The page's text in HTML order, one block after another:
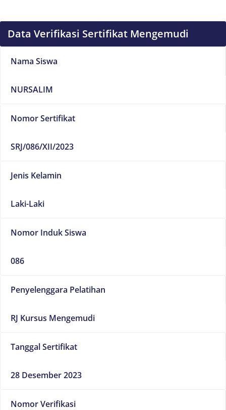
Data Verifikasi Sertifikat Mengemudi
Nama Siswa
NURSALIM
Nomor Sertifikat
SRJ/086/XII/2023
Jenis Kelamin
Laki-Laki
Nomor Induk Siswa
086
Penyelenggara Pelatihan
RJ Kursus Mengemudi
Tanggal Sertifikat
28 Desember 2023
Nomor Verifikasi